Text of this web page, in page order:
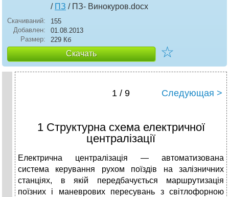
/ ПЗ / ПЗ- Винокуров.docx
Скачиваний:
155
Добавлен:
01.08.2013
Размер:
229 Кб
Скачать ☆
1 / 9 Следующая >
1 Структурна схема електричної
централізації
Електрична централізація — автоматизована
система керування рухом поїздів на залізничних
станціях, в якій передбачується маршрутизація
поїзних і маневрових пересувань з світлофорною